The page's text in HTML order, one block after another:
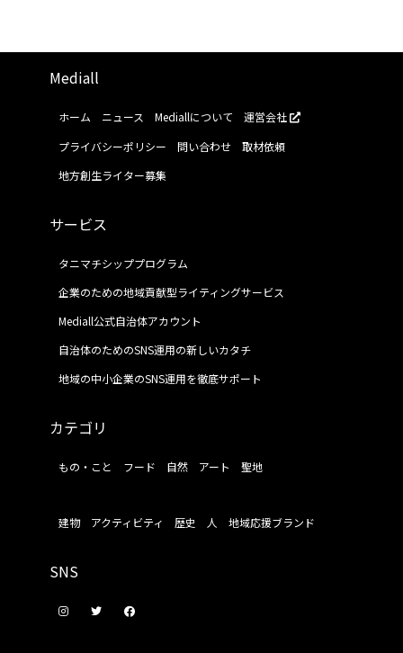
Mediall
ホーム ニュース Mediallについて
運営会社
プライバシーポリシー
問い合わせ
取材依頼
地方創生ライター募集
サービス
タニマチシッププログラム
企業のための地域貢献型ライティングサービス
Mediall公式自治体アカウント
自治体のためのSNS運用の新しいカタチ
地域の中小企業のSNS運用を徹底サポート
カテゴリ
もの・こと フード 自然 アート 聖地
建物 アクティビティ 歴史 人 地域応援ブランド
SNS